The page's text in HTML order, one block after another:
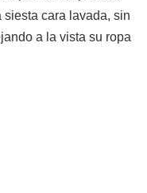
siesta cara lavada, sin
a la vista su ropa